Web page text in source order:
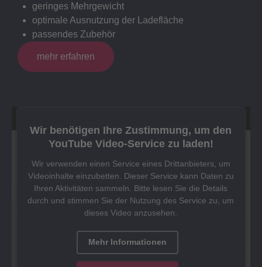
geringes Mehrgewicht
optimale Ausnutzung der Ladefläche
passendes Zubehör
mehr erfahren
Wir benötigen Ihre Zustimmung, um den
YouTube Video-Service zu laden!
Wir verwenden einen Service eines Drittanbieters, um
Videoinhalte einzubetten. Dieser Service kann Daten zu
Ihren Aktivitäten sammeln. Bitte lesen Sie die Details
durch und stimmen Sie der Nutzung des Service zu, um
dieses Video anzusehen.
Mehr Informationen